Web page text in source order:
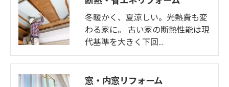
冬暖かく、夏涼しい。光熱費も変
わる家に。 古い家の断熱性能は現
代基準を大きく下回…
窓・内窓リフォーム